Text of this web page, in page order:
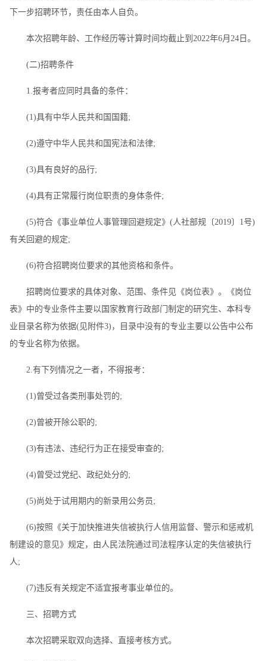
下一步招聘环节，责任由本人自负。
本次招聘年龄、工作经历等计算时间均截止到2022年6月24日。
(二)招聘条件
1.报考者应同时具备的条件：
(1)具有中华人民共和国国籍;
(2)遵守中华人民共和国宪法和法律;
(3)具有良好的品行;
(4)具有正常履行岗位职责的身体条件;
(5)符合《事业单位人事管理回避规定》(人社部规〔2019〕1号)
有关回避的规定;
(6)符合招聘岗位要求的其他资格和条件。
招聘岗位要求的具体对象、范围、条件见《岗位表》。《岗位
表》中的专业条件主要以国家教育行政部门制定的研究生、本科专
业目录名称为依据(见附件3)，目录中没有的专业主要以公告中公布
的专业名称为依据。
2.有下列情况之一者，不得报考：
(1)曾受过各类刑事处罚的;
(2)曾被开除公职的;
(3)有违法、违纪行为正在接受审查的;
(4)曾受过党纪、政纪处分的;
(5)尚处于试用期内的新录用公务员;
(6)按照《关于加快推进失信被执行人信用监督、警示和惩戒机
制建设的意见》规定，由人民法院通过司法程序认定的失信被执行
人;
(7)违反有关规定不适宜报考事业单位的。
三、招聘方式
本次招聘采取双向选择、直接考核方式。